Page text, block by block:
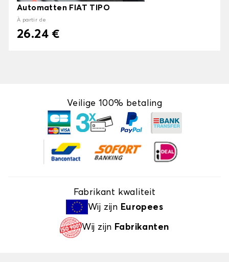
Automatten FIAT TIPO
À partir de
26.24 €
Veilige 100% betaling
Fabrikant kwaliteit
Wij zijn Europees
Wij zijn Fabrikanten